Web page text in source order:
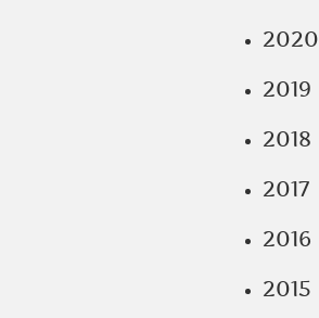
2020
2019
2018
2017
2016
2015